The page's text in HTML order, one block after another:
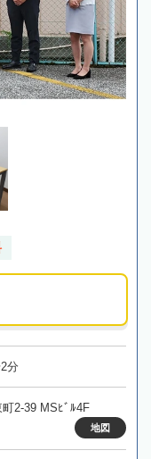
分
2-39 MSﾋﾞﾙ4F
地図